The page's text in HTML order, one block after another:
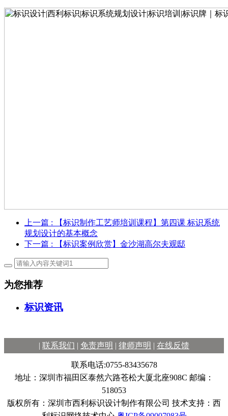
上一篇 : 【标识制作工艺师培训课程】第四课 标识系统
规划设计的基本概念
下一篇 : 【标识案例欣赏】金沙湖高尔夫观邸
为您推荐
标识资讯
| 联系我们 | 免责声明 | 律师声明 | 在线反馈
联系电话:0755-83435678
地址：深圳市福田区泰然六路苍松大厦北座908C 邮编：
518053
版权所有：深圳市西利标识设计制作有限公司 技术支持：西